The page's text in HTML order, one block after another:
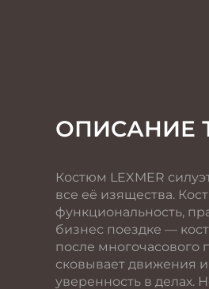
ОПИСАНИЕ
Костюм LEXMER
все её изящества.
функциональность,
бизнес поездке —
после
сковывает движения
уверенность в делах.